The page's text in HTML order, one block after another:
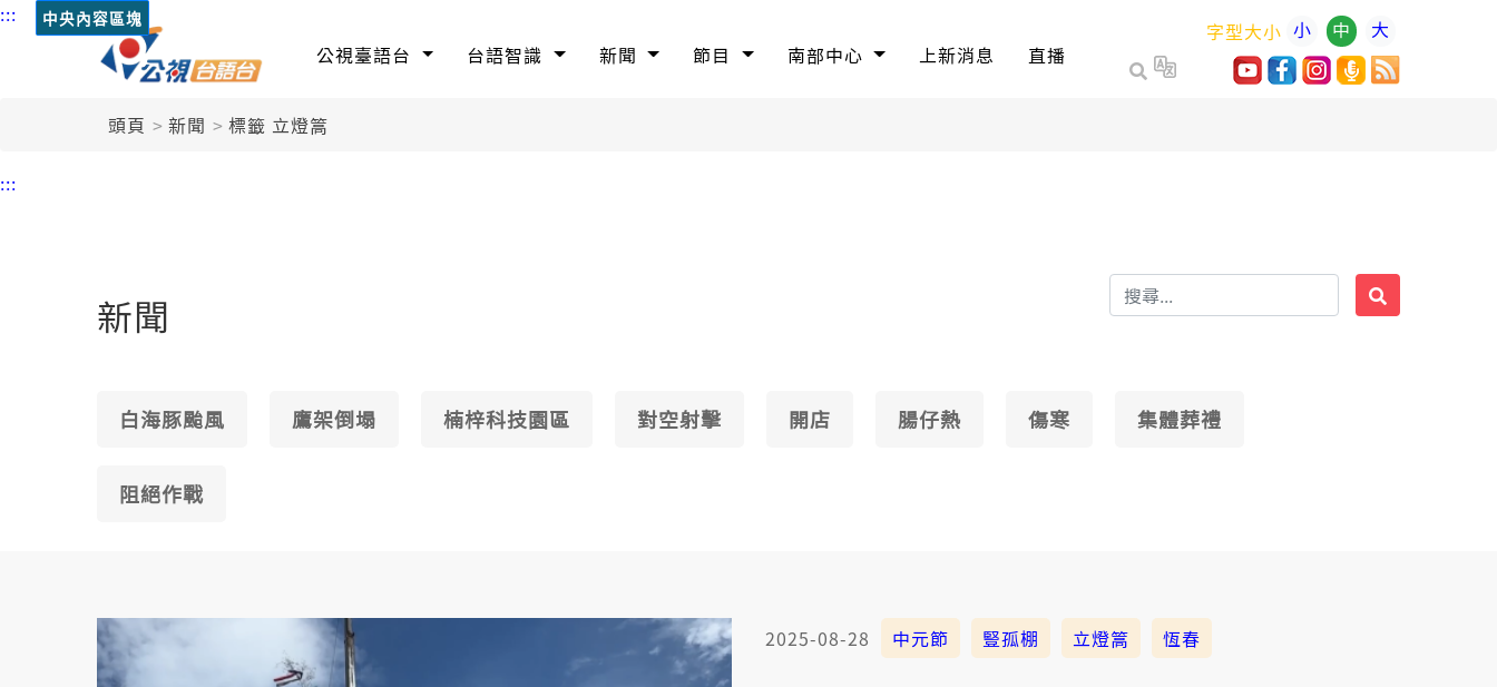
::: 中央內容區塊
公視臺語台 台語智識 新聞 節目 南部中心 上新消息 直播
字型大小 小 中 大
頭頁 新聞 標籤 立燈篙
:::
新聞
白海豚颱風 鷹架倒塌 楠梓科技園區 對空射擊 開店 腸仔熱 傷寒 集體葬禮
阻絕作戰
2025-08-28 中元節 豎孤棚 立燈篙 恆春